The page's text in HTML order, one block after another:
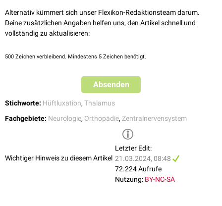
Alternativ kümmert sich unser Flexikon-Redaktionsteam darum.
Deine zusätzlichen Angaben helfen uns, den Artikel schnell und
vollständig zu aktualisieren:
500 Zeichen verbleibend. Mindestens 5 Zeichen benötigt.
Absenden
Stichworte: Hüftluxation, Thalamus
Fachgebiete: Neurologie, Orthopädie, Zentralnervensystem
Wichtiger Hinweis zu diesem Artikel
Letzter Edit:
21.03.2024, 08:48
72.224 Aufrufe
Nutzung: BY-NC-SA